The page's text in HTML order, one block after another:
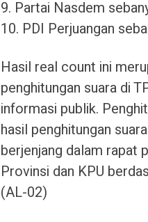
9. Partai Nasdem
10. PDI Perjuangan
Hasil real count ini
penghitungan suara di
informasi publik.
hasil penghitungan
berjenjang dalam rapat
Provinsi dan KPU
(AL-02)